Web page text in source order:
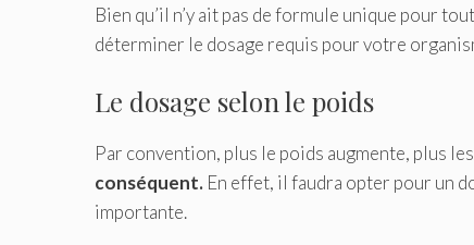
Bien qu’il n’y ait pas de formule unique pour
déterminer le dosage requis pour votre
Le dosage selon le poids
Par convention, plus le poids augmente, plus
conséquent. En effet, il faudra opter pour un
importante.